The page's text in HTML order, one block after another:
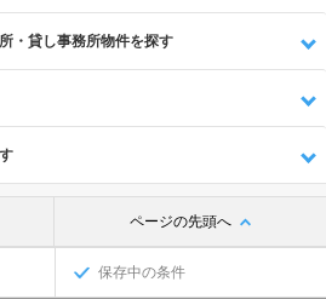
・貸し事務所物件を探す
ページの先頭へ
保存中の条件